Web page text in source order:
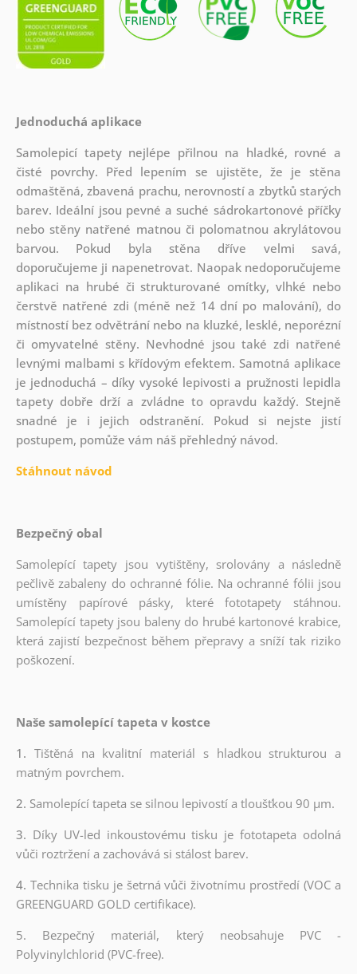
Jednoduchá aplikace
Samolepicí tapety nejlépe přilnou na hladké, rovné a
čisté povrchy. Před lepením se ujistěte, že je stěna
odmaštěná, zbavená prachu, nerovností a zbytků starých
barev. Ideální jsou pevné a suché sádrokartonové příčky
nebo stěny natřené matnou či polomatnou akrylátovou
barvou. Pokud byla stěna dříve velmi savá,
doporučujeme ji napenetrovat. Naopak nedoporučujeme
aplikaci na hrubé či strukturované omítky, vlhké nebo
čerstvě natřené zdi (méně než 14 dní po malování), do
místností bez odvětrání nebo na kluzké, lesklé, neporézní
či omyvatelné stěny. Nevhodné jsou také zdi natřené
levnými malbami s křídovým efektem. Samotná aplikace
je jednoduchá – díky vysoké lepivosti a pružnosti lepidla
tapety dobře drží a zvládne to opravdu každý. Stejně
snadné je i jejich odstranění. Pokud si nejste jistí
postupem, pomůže vám náš přehledný návod.
Stáhnout návod
Bezpečný obal
Samolepící tapety jsou vytištěny, srolovány a následně
pečlivě zabaleny do ochranné fólie. Na ochranné fólii jsou
umístěny papírové pásky, které fototapety stáhnou.
Samolepící tapety jsou baleny do hrubé kartonové krabice,
která zajistí bezpečnost během přepravy a sníží tak riziko
poškození.
Naše samolepící tapeta v kostce
1. Tištěná na kvalitní materiál s hladkou strukturou a
matným povrchem.
2. Samolepící tapeta se silnou lepivostí a tloušťkou 90 µm.
3. Díky UV-led inkoustovému tisku je fototapeta odolná
vůči roztržení a zachovává si stálost barev.
4. Technika tisku je šetrná vůči životnímu prostředí (VOC a
GREENGUARD GOLD certifikace).
5. Bezpečný materiál, který neobsahuje PVC -
Polyvinylchlorid (PVC-free).